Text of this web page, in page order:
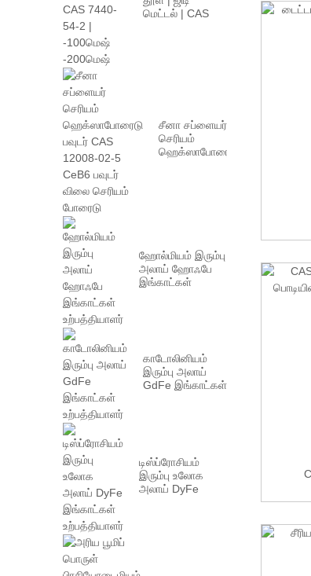
மெட்டல் | CAS
சீனா சப்ளையர்
செரியம்
ஹெக்ஸாபோரைடு
ஹோல்மியம் இரும்பு
அலாய் ஹோஃபே
இங்காட்கள்
காடோலினியம்
இரும்பு அலாய்
GdFe இங்காட்கள்
டிஸ்ப்ரோசியம்
இரும்பு உலோக
அலாய் DyFe